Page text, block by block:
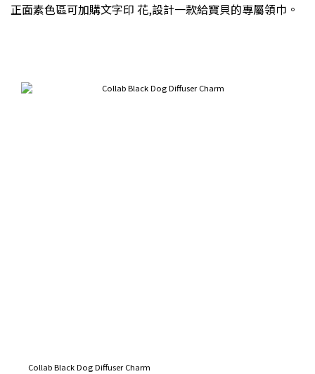
正面素色區可加購文字印 花,設計一款給寶貝的專屬領巾。
Collab Black Dog Diffuser Charm